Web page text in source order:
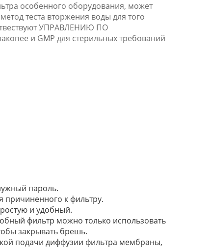
особенного оборудования, может
теста вторжения воды для того
УПРАВЛЕНИЮ ПО
и GMP для стерильных требований
пароль.
причиненного к фильтру.
и удобный.
фильтр можно только использовать
закрывать брешь.
подачи диффузии фильтра мембраны,